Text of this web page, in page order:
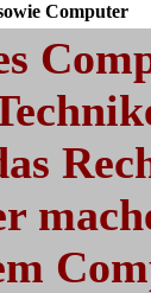
Computer